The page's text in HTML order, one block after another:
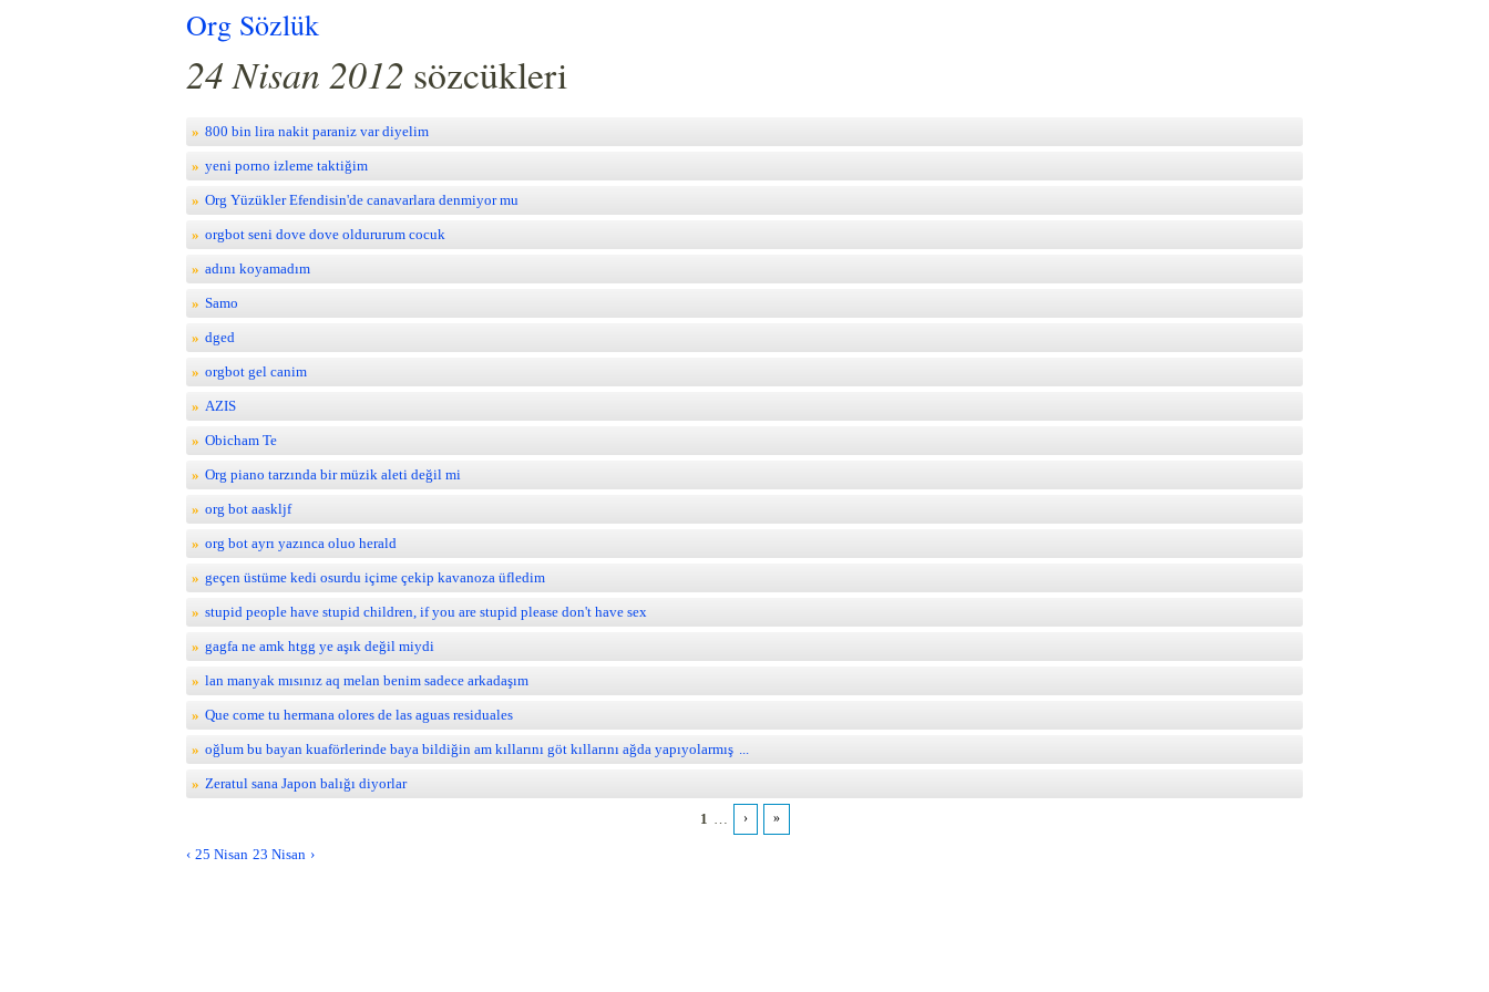
Org Sözlük
24 Nisan 2012 sözcükleri
800 bin lira nakit paraniz var diyelim
yeni porno izleme taktiğim
Org Yüzükler Efendisin'de canavarlara denmiyor mu
orgbot seni dove dove oldururum cocuk
adını koyamadım
Samo
dged
orgbot gel canim
AZIS
Obicham Te
Org piano tarzında bir müzik aleti değil mi
org bot aaskljf
org bot ayrı yazınca oluo herald
geçen üstüme kedi osurdu içime çekip kavanoza üfledim
stupid people have stupid children, if you are stupid please don't have sex
gagfa ne amk htgg ye aşık değil miydi
lan manyak mısınız aq melan benim sadece arkadaşım
Que come tu hermana olores de las aguas residuales
oğlum bu bayan kuaförlerinde baya bildiğin am kıllarını göt kıllarını ağda yapıyolarmış
Zeratul sana Japon balığı diyorlar
1 › »
25 Nisan 23 Nisan